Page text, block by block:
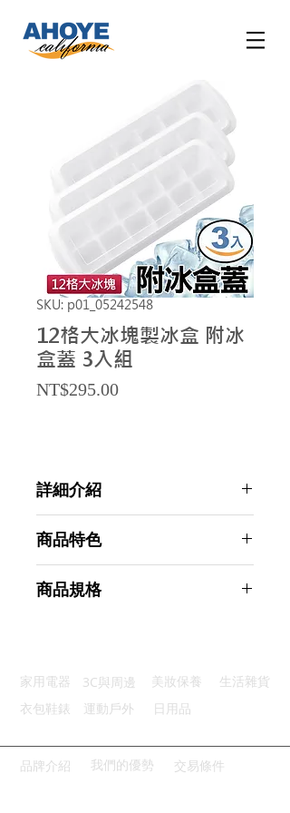
SKU: p01_05242548
12格大冰塊製冰盒 附冰
盒蓋 3入組
NT$295.00Price
詳細介紹
商品特色
衛生盒蓋：防止冰箱食材與冰串味
商品規格
主要材質：食品級PP塑料
商品尺寸：16.5*9*2.5cm
產地名稱：中國大陸
代理商：亞桓有限公司
家用電器 3C與周邊 美妝保養
生活雜貨
衣包鞋錶
運動戶外 日用品
品牌介紹 我們的優勢 交易條件